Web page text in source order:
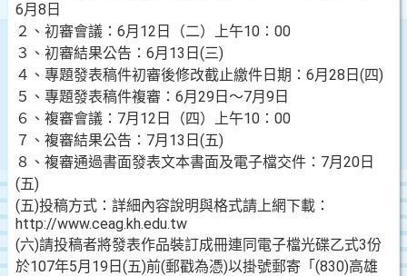
6月8日
２、初審會議：6月12日（二）上午10：00
３、初審結果公告：6月13日(三)
４、專題發表稿件初審後修改截止繳件日期：6月28日(四)
５、專題發表稿件複審：6月29日～7月9日
６、複審會議：7月12日（四）上午10：00
７、複審結果公告：7月13日(五)
８、複審通過書面發表文本書面及電子檔交件：7月20日
(五)
(五)投稿方式：詳細內容說明與格式請上網下載：
http://www.ceag.kh.edu.tw
(六)請投稿者將發表作品裝訂成冊連同電子檔光碟乙式3份
於107年5月19日(五)前(郵戳為憑)以掛號郵寄「(830)高雄